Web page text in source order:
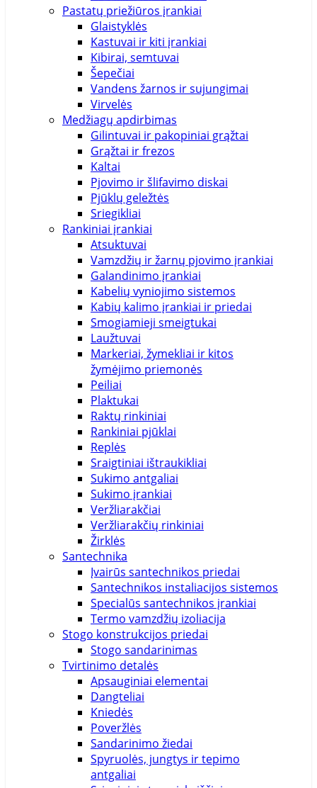
Pastatų priežiūros įrankiai
Glaistyklės
Kastuvai ir kiti įrankiai
Kibirai, semtuvai
Šepečiai
Vandens žarnos ir sujungimai
Virvelės
Medžiagų apdirbimas
Gilintuvai ir pakopiniai grąžtai
Grąžtai ir frezos
Kaltai
Pjovimo ir šlifavimo diskai
Pjūklų geležtės
Sriegikliai
Rankiniai įrankiai
Atsuktuvai
Vamzdžių ir žarnų pjovimo įrankiai
Galandinimo įrankiai
Kabelių vyniojimo sistemos
Kabių kalimo įrankiai ir priedai
Smogiamieji smeigtukai
Laužtuvai
Markeriai, žymekliai ir kitos
žymėjimo priemonės
Peiliai
Plaktukai
Raktų rinkiniai
Rankiniai pjūklai
Replės
Sraigtiniai ištraukikliai
Sukimo antgaliai
Sukimo įrankiai
Veržliarakčiai
Veržliarakčių rinkiniai
Žirklės
Santechnika
Įvairūs santechnikos priedai
Santechnikos instaliacijos sistemos
Specialūs santechnikos įrankiai
Termo vamzdžių izoliacija
Stogo konstrukcijos priedai
Stogo sandarinimas
Tvirtinimo detalės
Apsauginiai elementai
Dangteliai
Kniedės
Poveržlės
Sandarinimo žiedai
Spyruolės, jungtys ir tepimo
antgaliai